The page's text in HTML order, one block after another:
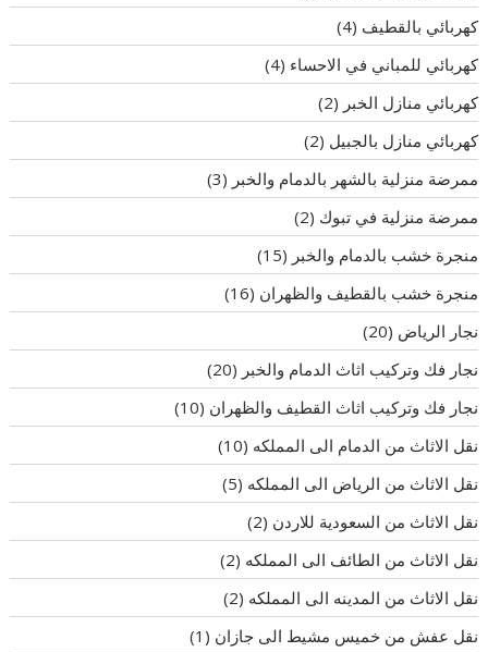
كهربائي بالقطيف (4)
كهربائي للمباني في الاحساء (4)
كهربائي منازل الخبر (2)
كهربائي منازل بالجبيل (2)
ممرضة منزلية بالشهر بالدمام والخبر (3)
ممرضة منزلية في تبوك (2)
منجرة خشب بالدمام والخبر (15)
منجرة خشب بالقطيف والظهران (16)
نجار الرياض (20)
نجار فك وتركيب اثاث الدمام والخبر (20)
نجار فك وتركيب اثاث القطيف والظهران (10)
نقل الاثاث من الدمام الى المملكه (10)
نقل الاثاث من الرياض الى المملكه (5)
نقل الاثاث من السعودية للاردن (2)
نقل الاثاث من الطائف الى المملكه (2)
نقل الاثاث من المدينه الى المملكه (2)
نقل عفش من خميس مشيط الى جازان (1)